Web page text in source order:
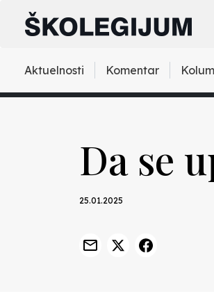
Aktuelnosti Komentar
Da se
25.01.2025